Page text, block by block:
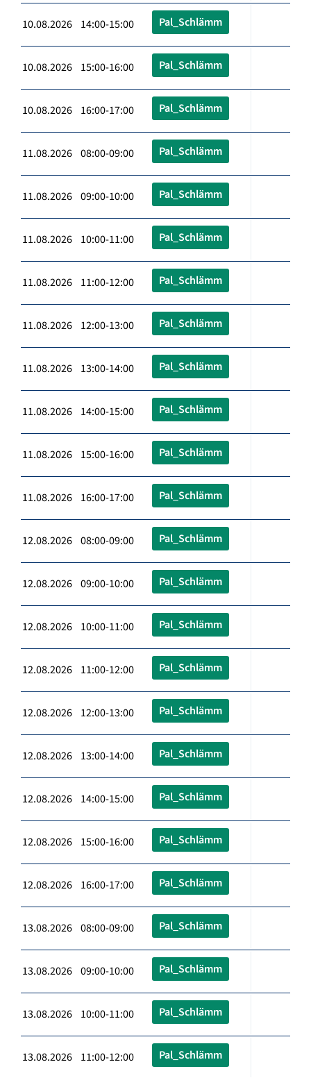
10.08.2026 14:00-15:00 Pal_Schlämm
10.08.2026 15:00-16:00 Pal_Schlämm
10.08.2026 16:00-17:00 Pal_Schlämm
11.08.2026 08:00-09:00 Pal_Schlämm
11.08.2026 09:00-10:00 Pal_Schlämm
11.08.2026 10:00-11:00 Pal_Schlämm
11.08.2026 11:00-12:00 Pal_Schlämm
11.08.2026 12:00-13:00 Pal_Schlämm
11.08.2026 13:00-14:00 Pal_Schlämm
11.08.2026 14:00-15:00 Pal_Schlämm
11.08.2026 15:00-16:00 Pal_Schlämm
11.08.2026 16:00-17:00 Pal_Schlämm
12.08.2026 08:00-09:00 Pal_Schlämm
12.08.2026 09:00-10:00 Pal_Schlämm
12.08.2026 10:00-11:00 Pal_Schlämm
12.08.2026 11:00-12:00 Pal_Schlämm
12.08.2026 12:00-13:00 Pal_Schlämm
12.08.2026 13:00-14:00 Pal_Schlämm
12.08.2026 14:00-15:00 Pal_Schlämm
12.08.2026 15:00-16:00 Pal_Schlämm
12.08.2026 16:00-17:00 Pal_Schlämm
13.08.2026 08:00-09:00 Pal_Schlämm
13.08.2026 09:00-10:00 Pal_Schlämm
13.08.2026 10:00-11:00 Pal_Schlämm
13.08.2026 11:00-12:00 Pal_Schlämm